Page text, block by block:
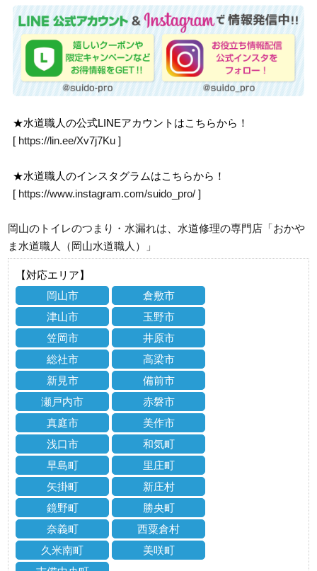
★水道職人の公式LINEアカウントはこちらから！
[ https://lin.ee/Xv7j7Ku ]
★水道職人のインスタグラムはこちらから！
[ https://www.instagram.com/suido_pro/ ]
岡山のトイレのつまり・水漏れは、水道修理の専門店「おかや
ま水道職人（岡山水道職人）」
【対応エリア】
岡山市
倉敷市
津山市
玉野市
笠岡市
井原市
総社市
高梁市
新見市
備前市
瀬戸内市
赤磐市
真庭市
美作市
浅口市
和気町
早島町
里庄町
矢掛町
新庄村
鏡野町
勝央町
奈義町
西粟倉村
久米南町
美咲町